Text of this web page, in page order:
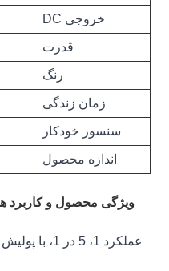
خروجی DC
قدرت
رنگ
زمان زندگی
سنسور خودکار
اندازه محصول
ویژگی محصول و کاربرد